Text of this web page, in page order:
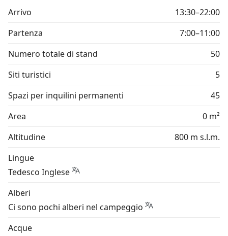
Arrivo
13:30–22:00
Partenza
7:00–11:00
Numero totale di stand
50
Siti turistici
5
Spazi per inquilini permanenti
45
Area
0 m²
Altitudine
800 m s.l.m.
Lingue
Tedesco Inglese
Alberi
Ci sono pochi alberi nel campeggio
Acque